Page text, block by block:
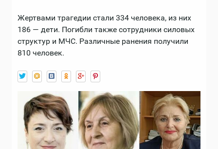
Жертвами трагедии стали 334 человека, из них
186 — дети. Погибли также сотрудники силовых
структур и МЧС. Различные ранения получили
810 человек.